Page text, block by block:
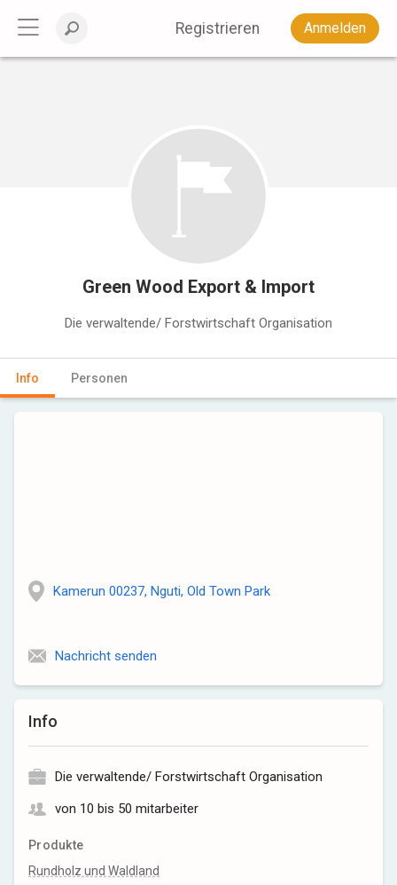
Registrieren Anmelden
Green Wood Export & Import
Die verwaltende/ Forstwirtschaft Organisation
Info Personen
Info
Die verwaltende/ Forstwirtschaft Organisation
von 10 bis 50 mitarbeiter
Produkte
Rundholz und Waldland
Kamerun 00237, Nguti, Old Town Park
Nachricht senden